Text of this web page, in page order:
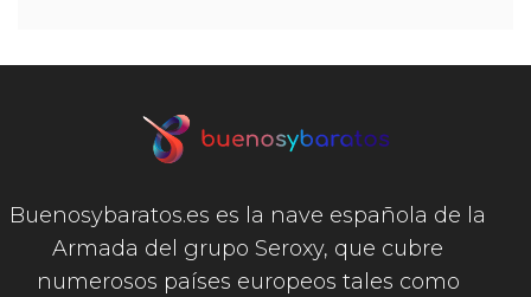
Buenosybaratos.es es la nave española de la
Armada del grupo Seroxy, que cubre
numerosos países europeos tales como